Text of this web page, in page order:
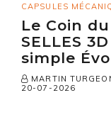
CAPSULES
Le Coin
SELLES
simple
MARTIN
20-07-2026